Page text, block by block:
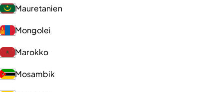
Mauretanien
Mongolei
Marokko
Mosambik